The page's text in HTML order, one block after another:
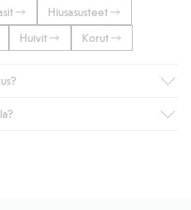
Hiusasusteet
Huivit Korut
aina ilmaisen toimituksen
automaattisesti, kun
maksuvaihtoehtoja.